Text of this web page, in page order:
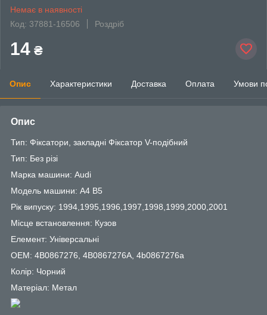
Немає в наявності
Код: 37881-16506
Роздріб
14 ₴
Опис Характеристики Доставка Оплата Умови
Опис
Тип: Фіксатори, закладні Фіксатор V-подібний
Тип: Без різі
Марка машини: Audi
Модель машини: A4 B5
Рік випуску: 1994,1995,1996,1997,1998,1999,2000,2001
Місце встановлення: Кузов
Елемент: Універсальні
OEM: 4B0867276, 4B0867276A, 4b0867276a
Колір: Чорний
Матеріал: Метал